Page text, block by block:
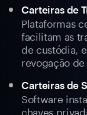
Carteiras de
Plataformas
facilitam as
de custódia,
revogação
Carteiras de
Software
chaves